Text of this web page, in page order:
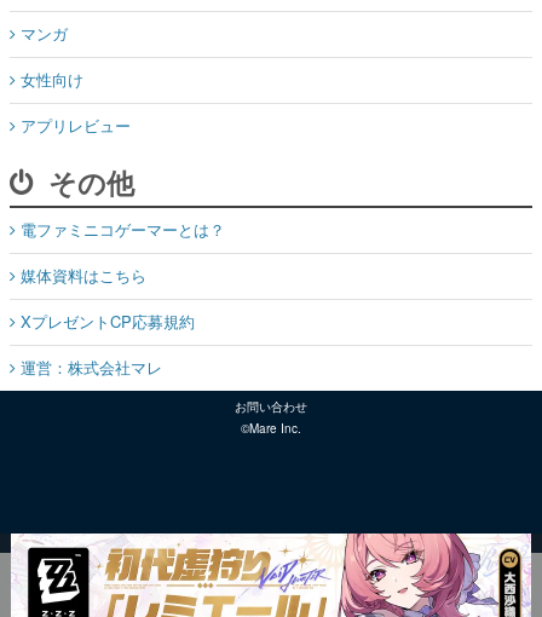
マンガ
女性向け
アプリレビュー
その他
電ファミニコゲーマーとは？
媒体資料はこちら
XプレゼントCP応募規約
運営：株式会社マレ
お問い合わせ
©Mare Inc.